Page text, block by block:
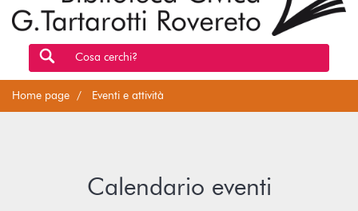
Cosa cerchi?
Home page Eventi e attività
Calendario eventi